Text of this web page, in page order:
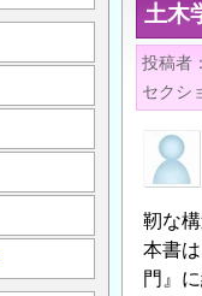
ず
土木
投稿者
セクシ
靭な
本書
門』